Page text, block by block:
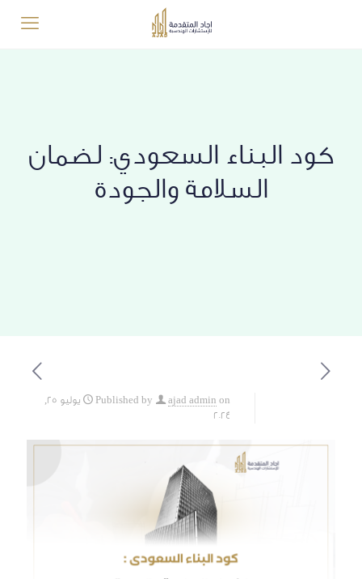
كود البناء السعودي: لضمان
السلامة والجودة
Published by ajad admin on
يوليو 25,
2024